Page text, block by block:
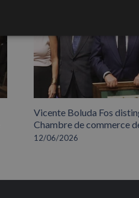
Vicente Boluda Fos
Chambre de commerce
12/06/2026